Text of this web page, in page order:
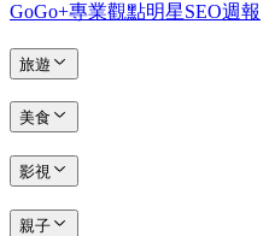
GoGo+專業觀點明星SEO週報
旅遊
美食
影視
親子